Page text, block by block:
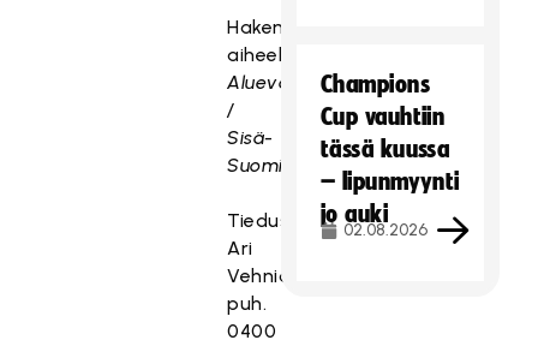
Hakemuksen
aiheeksi:
Aluevastaava
/
Sisä-
Suomi
Tiedustelut:
Ari
Vehniäinen,
puh.
0400
Champions
Cup vauhtiin
tässä kuussa
– lipunmyynti
jo auki
02.08.2026